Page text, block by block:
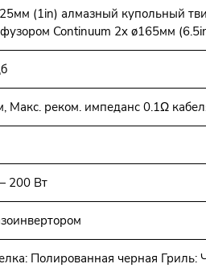
(1in) алмазный купольный
Continuum 2x ø165мм
Макс. реком. импеданс 0.1Ω
200 Вт
Полированная черная Гриль: